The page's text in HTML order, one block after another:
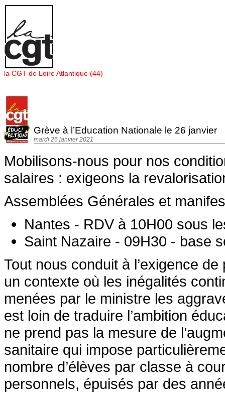
Panneau de gestion des cookies
la CGT de Loire Atlantique (44)
Grève à l’Education Nationale le 26 janvier
mardi 26 janvier 2021
Mobilisons-nous pour nos
salaires : exigeons la
Assemblées Générales et
Nantes - RDV à 10H00 sous
Saint Nazaire - 09H30 - base
Tout nous conduit à l’exigence
un contexte où les inégalités
menées par le ministre les
est loin de traduire l’ambition
ne prend pas la mesure de
sanitaire qui impose
nombre d’élèves par classe à
personnels, épuisés par des